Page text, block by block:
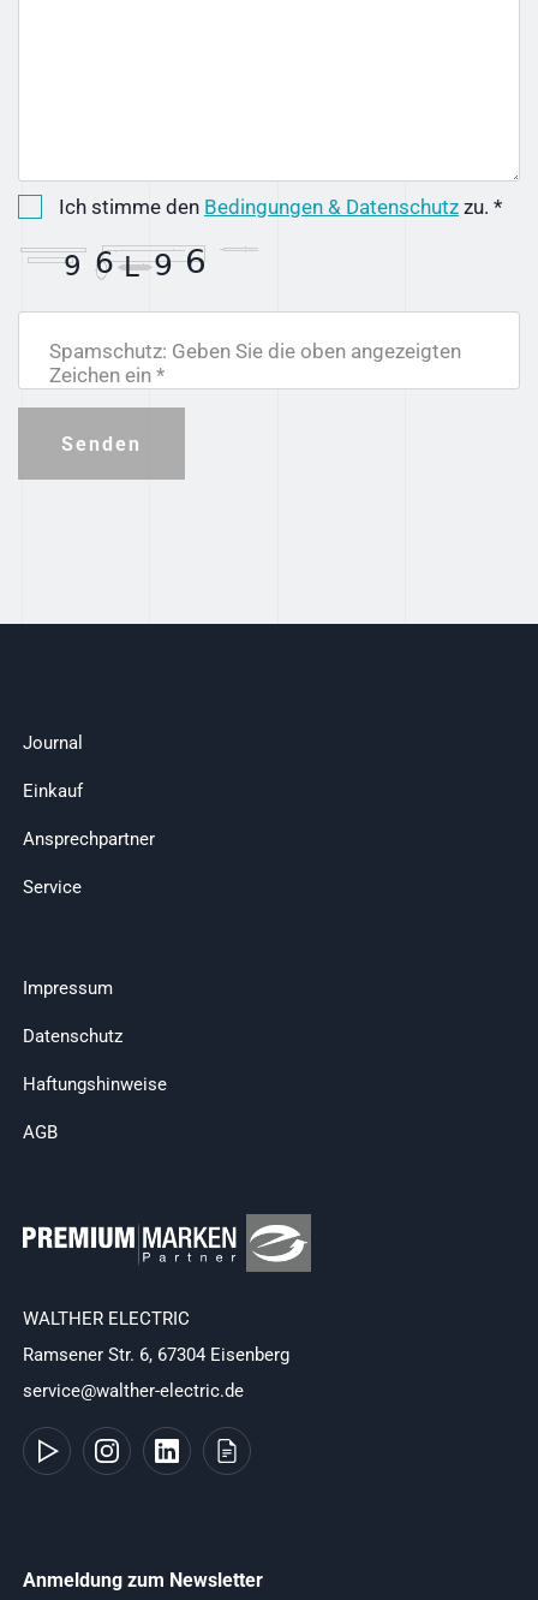
Ich stimme den Bedingungen & Datenschutz zu. *
Spamschutz: Geben Sie die oben angezeigten
Zeichen ein *
Senden
Journal
Einkauf
Ansprechpartner
Service
Impressum
Datenschutz
Haftungshinweise
AGB
WALTHER ELECTRIC
Ramsener Str. 6, 67304 Eisenberg
service@walther-electric.de
Anmeldung zum Newsletter